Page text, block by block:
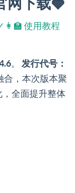
网下载🍓
使用教程
。 发行代号：
合，本次版本聚
全面提升整体